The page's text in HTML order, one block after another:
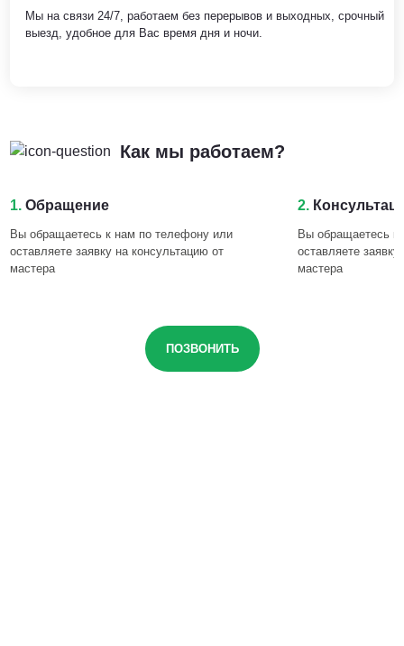
Мы на связи 24/7, работаем без перерывов и выходных, срочный
выезд, удобное для Вас время дня и ночи.
Как мы работаем?
1. Обращение
Вы обращаетесь к нам по телефону или
оставляете заявку на консультацию от
мастера
2.
Вы обращаетесь
оставляете
мастера
ПОЗВОНИТЬ